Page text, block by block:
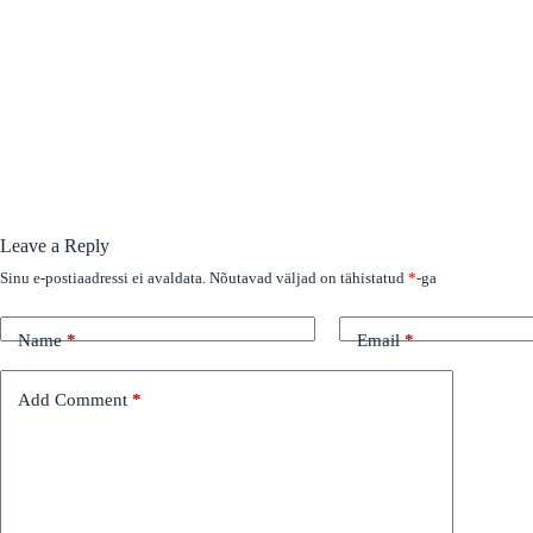
Leave a Reply
Sinu e-postiaadressi ei avaldata. Nõutavad väljad on tähistatud *-ga
Name* Email*
Add Comment *